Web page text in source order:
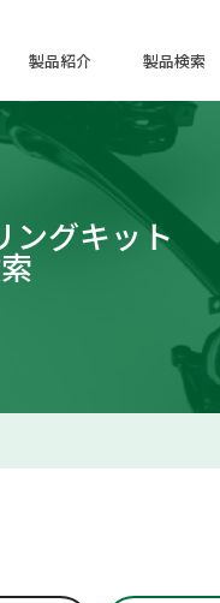
製品紹介 製品検索
ングキット